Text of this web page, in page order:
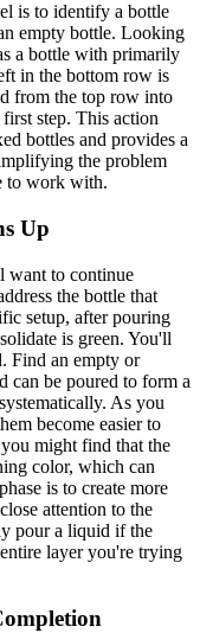
is to identify a bottle
empty bottle. Looking
a bottle with primarily
in the bottom row is
from the top row into
step. This action
bottles and provides a
the problem
to work with.
Up
to continue
the bottle that
setup, after pouring
is green. You'll
Find an empty or
can be poured to form a
As you
become easier to
might find that the
color, which can
is to create more
attention to the
pour a liquid if the
layer you're trying